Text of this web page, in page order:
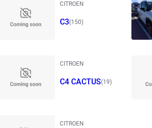
CITROEN
C3(150)
CITROEN
C4 CACTUS(19)
CITROEN